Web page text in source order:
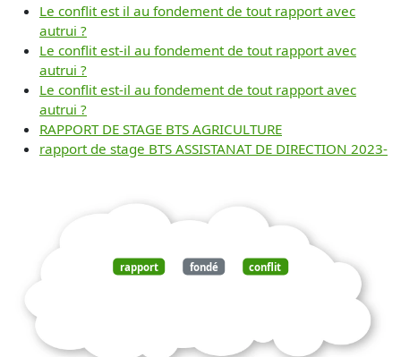
Le conflit est il au fondement de tout rapport avec
autrui ?
Le conflit est-il au fondement de tout rapport avec
autrui ?
Le conflit est-il au fondement de tout rapport avec
autrui ?
RAPPORT DE STAGE BTS AGRICULTURE
rapport de stage BTS ASSISTANAT DE DIRECTION 2023-
rapport fondé conflit